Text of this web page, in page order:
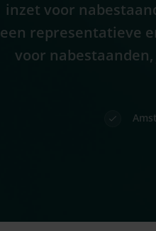
inzet voor
een representatieve
voor nabestaanden,